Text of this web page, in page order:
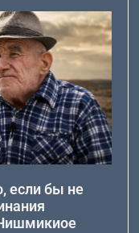
если бы не